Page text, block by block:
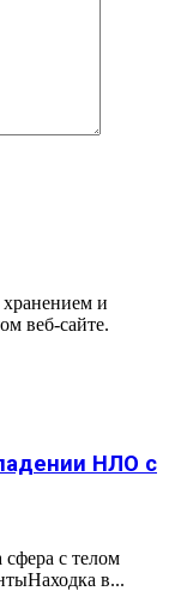
хранением и
веб-сайте.
НЛО с
с телом
в...